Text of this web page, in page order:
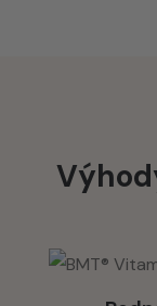
nedostatku.
Doporučená